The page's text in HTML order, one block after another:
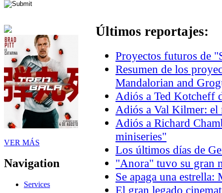
VER MÁS
Navigation
Services
Últimos reportajes:
Proyectos futuros de
Resumen de los
Mandalorian and
Adiós a Ted Kotcheff
Adiós a Val Kilmer: el
Adiós a Richard
miniseries"
Los últimos días de
"Anora" tuvo su gran
Se apaga una
El gran legado